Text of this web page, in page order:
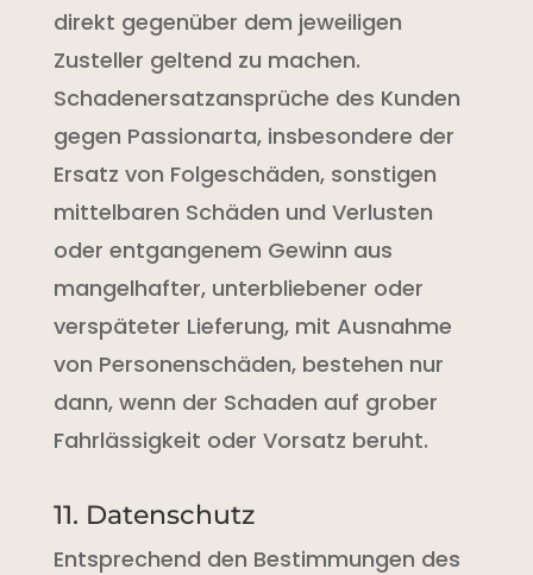
direkt gegenüber dem jeweiligen
Zusteller geltend zu machen.
Schadenersatzansprüche des Kunden
gegen Passionarta, insbesondere der
Ersatz von Folgeschäden, sonstigen
mittelbaren Schäden und Verlusten
oder entgangenem Gewinn aus
mangelhafter, unterbliebener oder
verspäteter Lieferung, mit Ausnahme
von Personenschäden, bestehen nur
dann, wenn der Schaden auf grober
Fahrlässigkeit oder Vorsatz beruht.
11. Datenschutz
Entsprechend den Bestimmungen des